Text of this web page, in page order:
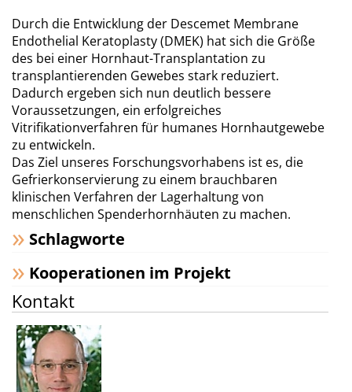
Durch die Entwicklung der Descemet Membrane
Endothelial Keratoplasty (DMEK) hat sich die Größe
des bei einer Hornhaut-Transplantation zu
transplantierenden Gewebes stark reduziert.
Dadurch ergeben sich nun deutlich bessere
Voraussetzungen, ein erfolgreiches
Vitrifikationverfahren für humanes Hornhautgewebe
zu entwickeln.
Das Ziel unseres Forschungsvorhabens ist es, die
Gefrierkonservierung zu einem brauchbaren
klinischen Verfahren der Lagerhaltung von
menschlichen Spenderhornhäuten zu machen.
Schlagworte
Kooperationen im Projekt
Kontakt